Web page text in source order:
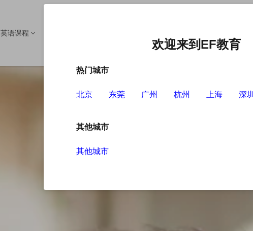
英语课程
欢迎来到EF教育
热门城市
北京 东莞 广州 杭州 上海 深圳
其他城市
其他城市